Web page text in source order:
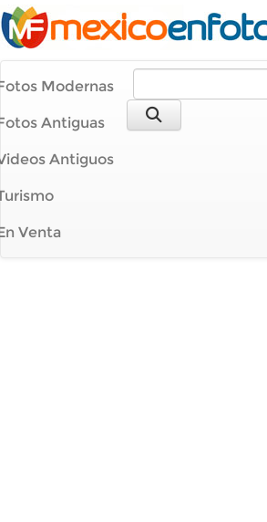
Modernas
Antiguas
Antiguos
Venta